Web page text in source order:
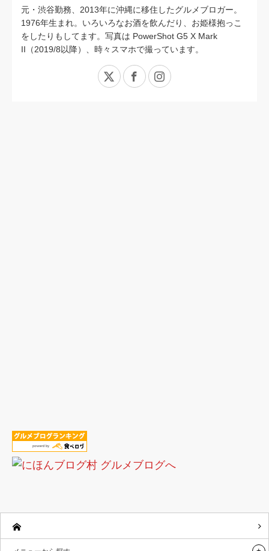
元・渋谷勤務、2013年に沖縄に移住したグルメブロガー。
1976年生まれ。いろいろなお酒を飲んだり、お姫様抱っこ
をしたりもしてます。写真は PowerShot G5 X Mark
II（2019/8以降）、時々スマホで撮っています。
X FacebookInstagram